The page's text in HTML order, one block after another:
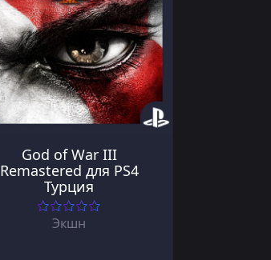
God of War III
Remastered для PS4
Турция
Экшн